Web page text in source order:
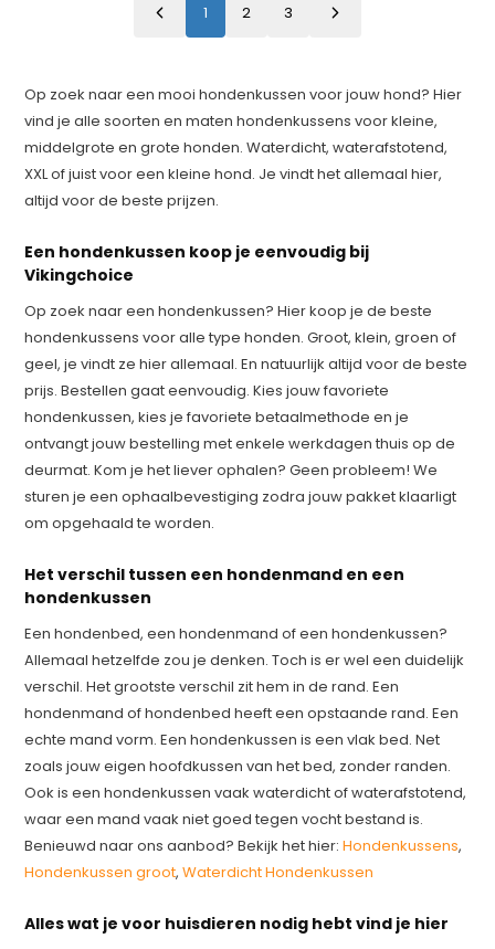
1 2 3
Op zoek naar een mooi hondenkussen voor jouw hond? Hier
vind je alle soorten en maten hondenkussens voor kleine,
middelgrote en grote honden. Waterdicht, waterafstotend,
XXL of juist voor een kleine hond. Je vindt het allemaal hier,
altijd voor de beste prijzen.
Een hondenkussen koop je eenvoudig bij
Vikingchoice
Op zoek naar een hondenkussen? Hier koop je de beste
hondenkussens voor alle type honden. Groot, klein, groen of
geel, je vindt ze hier allemaal. En natuurlijk altijd voor de beste
prijs. Bestellen gaat eenvoudig. Kies jouw favoriete
hondenkussen, kies je favoriete betaalmethode en je
ontvangt jouw bestelling met enkele werkdagen thuis op de
deurmat. Kom je het liever ophalen? Geen probleem! We
sturen je een ophaalbevestiging zodra jouw pakket klaarligt
om opgehaald te worden.
Het verschil tussen een hondenmand en een
hondenkussen
Een hondenbed, een hondenmand of een hondenkussen?
Allemaal hetzelfde zou je denken. Toch is er wel een duidelijk
verschil. Het grootste verschil zit hem in de rand. Een
hondenmand of hondenbed heeft een opstaande rand. Een
echte mand vorm. Een hondenkussen is een vlak bed. Net
zoals jouw eigen hoofdkussen van het bed, zonder randen.
Ook is een hondenkussen vaak waterdicht of waterafstotend,
waar een mand vaak niet goed tegen vocht bestand is.
Benieuwd naar ons aanbod? Bekijk het hier:Hondenkussens,
Hondenkussen groot,Waterdicht Hondenkussen
Alles wat je voor huisdieren nodig hebt vind je hier